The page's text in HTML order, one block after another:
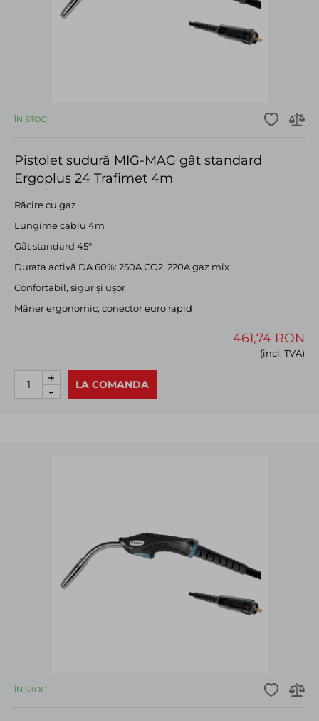
ÎN STOC
Pistolet sudură MIG-MAG gât standard
Ergoplus 24 Trafimet 4m
Răcire cu gaz
Lungime cablu 4m
Gât standard 45°
Durata activă DA 60%: 250A CO2, 220A gaz mix
Confortabil, sigur și ușor
Mâner ergonomic, conector euro rapid
461,74 RON
(incl. TVA)
LA COMANDA
+
-
ÎN STOC